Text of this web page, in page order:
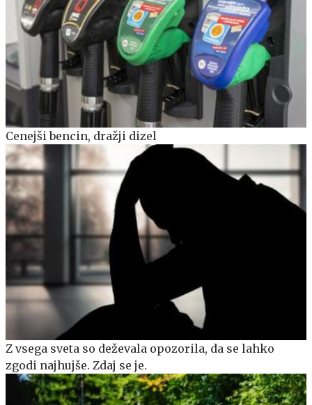
Cenejši bencin, dražji dizel
Z vsega sveta so deževala opozorila, da se lahko
zgodi najhujše. Zdaj se je.